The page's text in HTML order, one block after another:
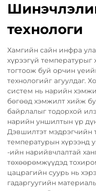
технологи
Хамгийн сайн инфра
хүрээгүй
тогтоож буй орчин
технологийг агуулдаг.
систем нь нарийн
бөгөөд хэмжилт хийж
байрлалыг тодорхой
нарийн уншилтын үр
Дэвшилтэт мэдрэгчийн
температурын хүрээнд
-ийн нарийвчлалтай
төхөөрөмжүүдэд
цацрагийн суурь нь
гадаргуугийн